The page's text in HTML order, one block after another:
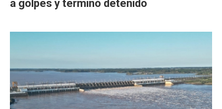
a golpes y terminó detenido